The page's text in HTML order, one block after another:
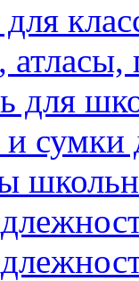
атласы,
для
сумки